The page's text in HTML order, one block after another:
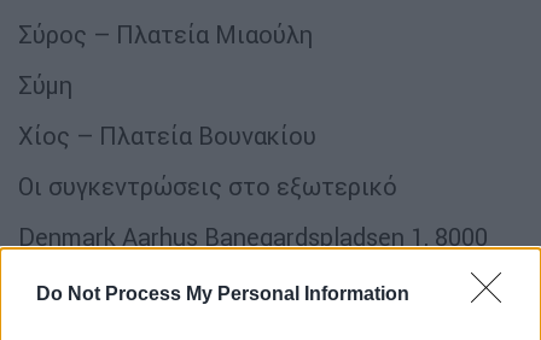
Do Not Process My Personal Information
Σύρος – Πλατεία Μιαούλη
Σύμη
Χίος – Πλατεία Βουνακίου
Οι συγκεντρώσεις στο εξωτερικό
Denmark Aarhus Banegardspladsen 1, 8000